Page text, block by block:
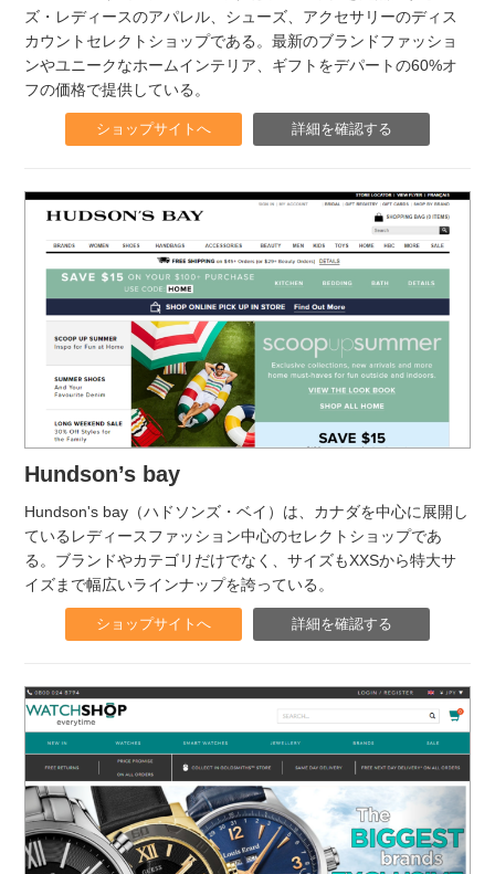
ズ・レディースのアパレル、シューズ、アクセサリーのディス
カウントセレクトショップである。最新のブランドファッショ
ンやユニークなホームインテリア、ギフトをデパートの60%オ
フの価格で提供している。
ショップサイトへ 詳細を確認する
Hundson’s bay
Hundson's bay（ハドソンズ・ベイ）は、カナダを中心に展開し
ているレディースファッション中心のセレクトショップであ
る。ブランドやカテゴリだけでなく、サイズもXXSから特大サ
イズまで幅広いラインナップを誇っている。
ショップサイトへ 詳細を確認する